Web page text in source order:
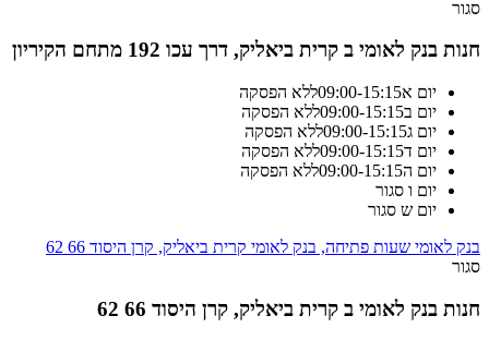
סגור
חנות בנק לאומי ב קרית ביאליק, דרך עכו 192 מתחם הקיריון
יום א 09:00-15:15
ללא הפסקה
יום ב
09:00-15:15
ללא הפסקה
יום ג
09:00-15:15
ללא הפסקה
יום ד
09:00-15:15
ללא הפסקה
יום ה
09:00-15:15
ללא הפסקה
יום ו סגור
יום ש סגור
בנק לאומי שעות פתיחה, בנק לאומי קרית ביאליק, קרן היסוד 66 62
סגור
חנות בנק לאומי ב קרית ביאליק, קרן היסוד 66 62